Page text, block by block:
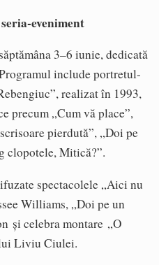
eveniment
3–6 iunie, dedicată
include portretul-
realizat în 1993,
precum „Cum vă place”,
pierdută”, „Doi pe
clopotele, Mitică?”.
spectacolele „Aici nu
Williams, „Doi pe un
și celebra montare „O
Liviu Ciulei.